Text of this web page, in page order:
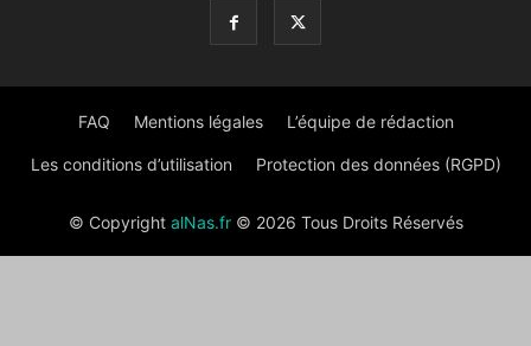
FAQ Mentions légales L’équipe de rédaction
Les conditions d’utilisation Protection des données (RGPD)
© Copyright alNas.fr© 2026 Tous Droits Réservés